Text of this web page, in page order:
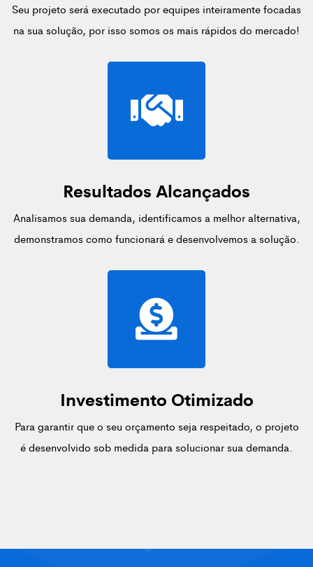
Seu projeto será executado por equipes inteiramente focadas
na sua solução, por isso somos os mais rápidos do mercado!
Resultados Alcançados
Analisamos sua demanda, identificamos a melhor alternativa,
demonstramos como funcionará e desenvolvemos a solução.
Investimento Otimizado
Para garantir que o seu orçamento seja respeitado, o projeto
é desenvolvido sob medida para solucionar sua demanda.